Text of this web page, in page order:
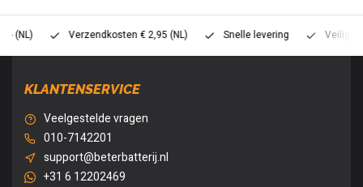
Verzendkosten € 2,95 (NL) Snelle levering Veilig
KLANTENSERVICE
Veelgestelde vragen
010-7142201
support@beterbatterij.nl
+31 6 12202469